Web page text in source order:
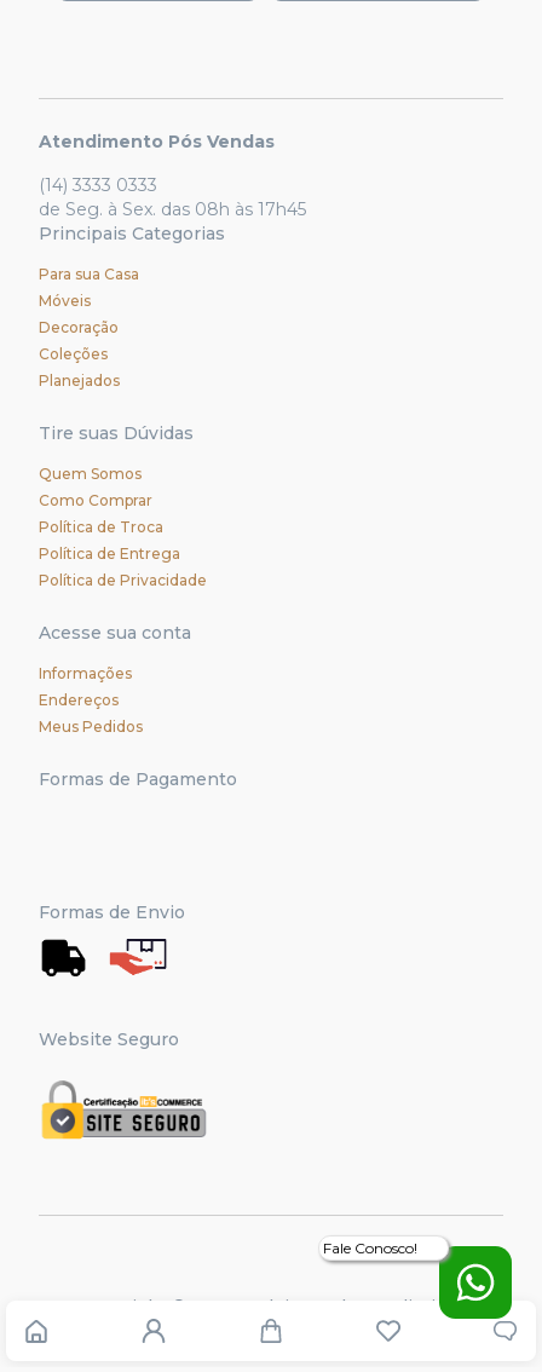
Atendimento Pós Vendas
(14) 3333 0333
de Seg. à Sex. das 08h às 17h45
Principais Categorias
Para sua Casa
Móveis
Decoração
Coleções
Planejados
Tire suas Dúvidas
Quem Somos
Como Comprar
Política de Troca
Política de Entrega
Política de Privacidade
Acesse sua conta
Informações
Endereços
Meus Pedidos
Formas de Pagamento
Formas de Envio
Website Seguro
Copyright © Amo Madeira, Todos os direitos
reservados
Fale Conosco!